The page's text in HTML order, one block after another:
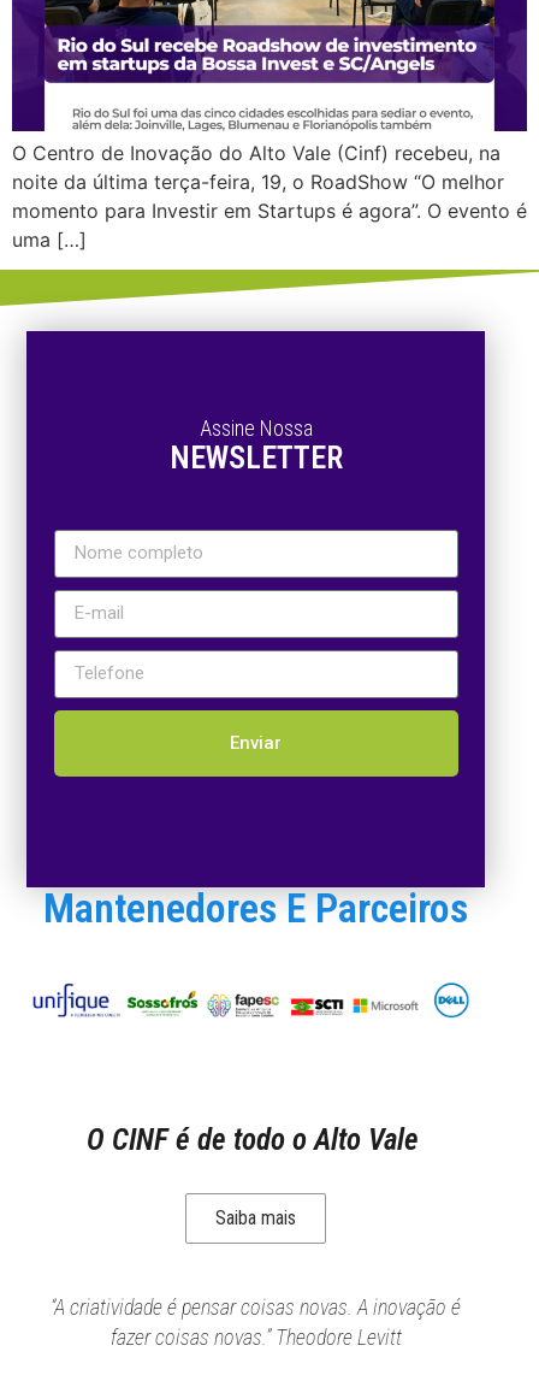
O Centro de Inovação do Alto Vale (Cinf) recebeu, na
noite da última terça-feira, 19, o RoadShow “O melhor
momento para Investir em Startups é agora”. O evento é
uma […]
Assine Nossa
NEWSLETTER
Enviar
Mantenedores E Parceiros
O CINF é de todo o Alto Vale
Saiba mais
“A criatividade é pensar coisas novas. A inovação é
fazer coisas novas.” Theodore Levitt